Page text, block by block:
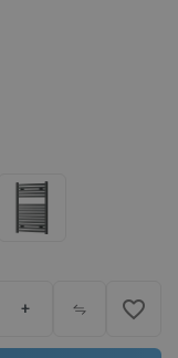
+ favorite_border